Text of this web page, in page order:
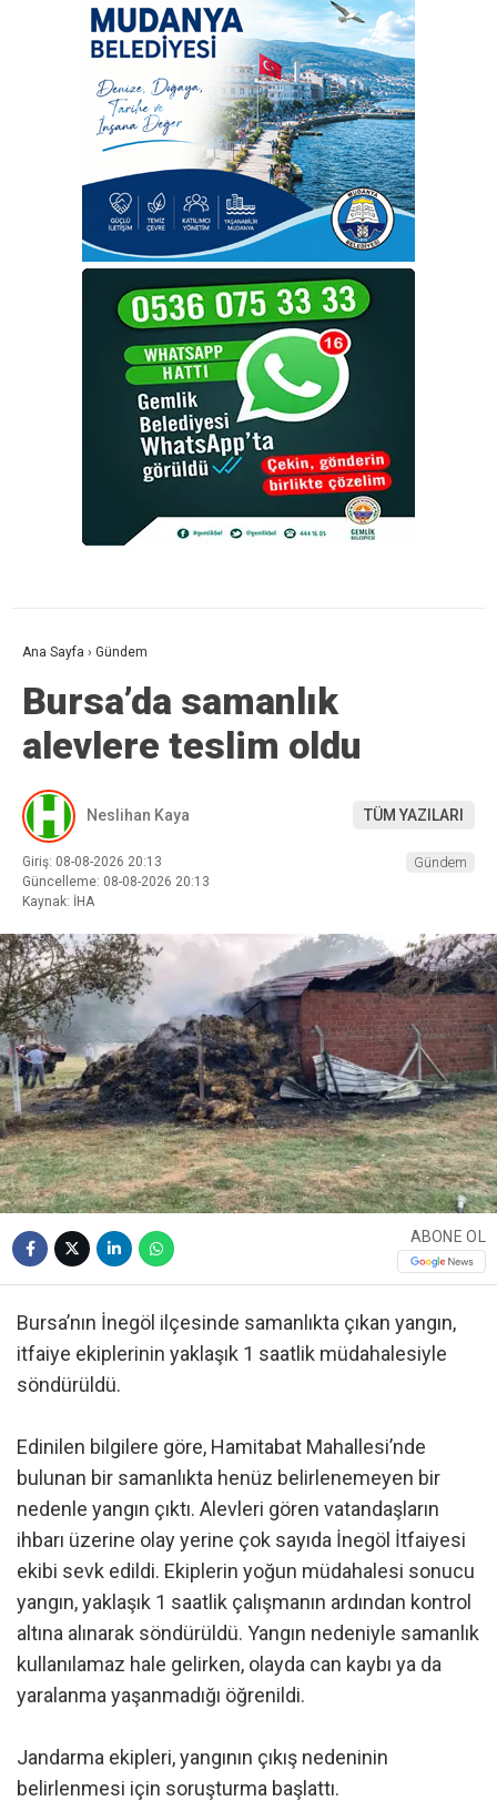
Ana Sayfa › Gündem
Bursa’da samanlık
alevlere teslim oldu
Neslihan Kaya TÜM YAZILARI
Giriş: 08-08-2026 20:13
Güncelleme: 08-08-2026 20:13
Kaynak: İHA
Gündem
ABONE OL
Bursa’nın İnegöl ilçesinde samanlıkta çıkan yangın,
itfaiye ekiplerinin yaklaşık 1 saatlik müdahalesiyle
söndürüldü.
Edinilen bilgilere göre, Hamitabat Mahallesi’nde
bulunan bir samanlıkta henüz belirlenemeyen bir
nedenle yangın çıktı. Alevleri gören vatandaşların
ihbarı üzerine olay yerine çok sayıda İnegöl İtfaiyesi
ekibi sevk edildi. Ekiplerin yoğun müdahalesi sonucu
yangın, yaklaşık 1 saatlik çalışmanın ardından kontrol
altına alınarak söndürüldü. Yangın nedeniyle samanlık
kullanılamaz hale gelirken, olayda can kaybı ya da
yaralanma yaşanmadığı öğrenildi.
Jandarma ekipleri, yangının çıkış nedeninin
belirlenmesi için soruşturma başlattı.